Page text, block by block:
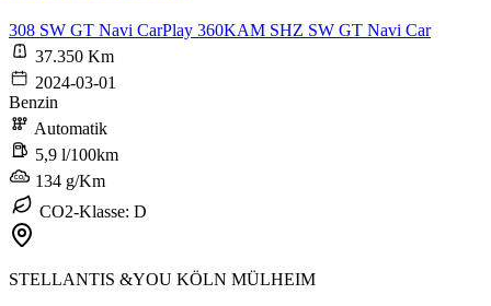
308 SW GT Navi CarPlay 360KAM SHZ SW GT Navi Car
37.350 Km
2024-03-01
Benzin
Automatik
5,9 l/100km
134 g/Km
CO2-Klasse: D
STELLANTIS &YOU KÖLN MÜLHEIM